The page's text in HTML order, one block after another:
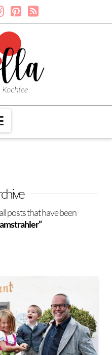
Navigation
posts that have been